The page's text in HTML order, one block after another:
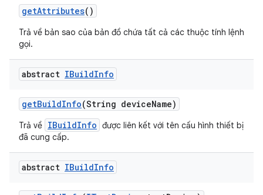
getAttributes()
Trả về bản sao của bản đồ chứa tất cả các thuộc tính lệnh
gọi.
abstract IBuildInfo
getBuildInfo(String deviceName)
Trả về IBuildInfo được liên kết với tên cấu hình thiết bị
đã cung cấp.
abstract IBuildInfo